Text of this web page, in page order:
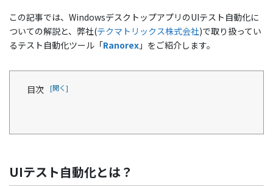
この記事では、WindowsデスクトップアプリのUIテスト自動化に
ついての解説と、弊社(テクマトリックス株式会社)で取り扱ってい
るテスト自動化ツール「Ranorex 」をご紹介します。
目次
CIツールとの連携はできる？
UIテスト自動化とは？